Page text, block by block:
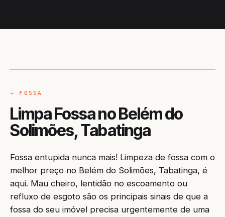
→ FOSSA
Limpa Fossa no Belém do
Solimões, Tabatinga
Fossa entupida nunca mais! Limpeza de fossa com o
melhor preço no Belém do Solimões, Tabatinga, é
aqui. Mau cheiro, lentidão no escoamento ou
refluxo de esgoto são os principais sinais de que a
fossa do seu imóvel precisa urgentemente de uma